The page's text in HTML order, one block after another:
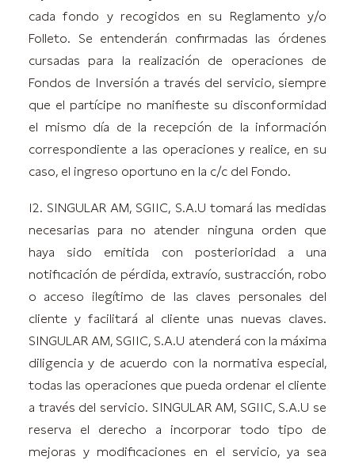
cada fondo y recogidos en su Reglamento y/o
Folleto. Se entenderán confirmadas las órdenes
cursadas para la realización de operaciones de
Fondos de Inversión a través del servicio, siempre
que el partícipe no manifieste su disconformidad
el mismo día de la recepción de la información
correspondiente a las operaciones y realice, en su
caso, el ingreso oportuno en la c/c del Fondo.
12. SINGULAR AM, SGIIC, S.A.U tomará las medidas
necesarias para no atender ninguna orden que
haya sido emitida con posterioridad a una
notificación de pérdida, extravío, sustracción, robo
o acceso ilegítimo de las claves personales del
cliente y facilitará al cliente unas nuevas claves.
SINGULAR AM, SGIIC, S.A.U atenderá con la máxima
diligencia y de acuerdo con la normativa especial,
todas las operaciones que pueda ordenar el cliente
a través del servicio. SINGULAR AM, SGIIC, S.A.U se
reserva el derecho a incorporar todo tipo de
mejoras y modificaciones en el servicio, ya sea